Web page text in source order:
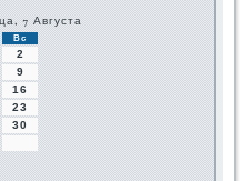
7 Августа
Вс
2
9
16
23
30